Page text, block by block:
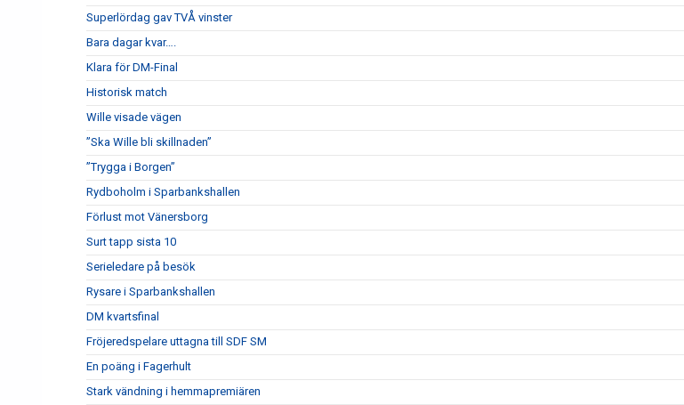
Superlördag gav TVÅ vinster
Bara dagar kvar….
Klara för DM-Final
Historisk match
Wille visade vägen
”Ska Wille bli skillnaden”
”Trygga i Borgen”
Rydboholm i Sparbankshallen
Förlust mot Vänersborg
Surt tapp sista 10
Serieledare på besök
Rysare i Sparbankshallen
DM kvartsfinal
Fröjeredspelare uttagna till SDF SM
En poäng i Fagerhult
Stark vändning i hemmapremiären